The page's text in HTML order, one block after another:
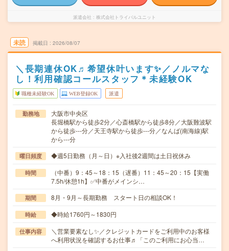
派遣会社 株式会社トライバルユニット
未読 掲載日 2026/08/07
＼長期連休OK♬希望休叶います✨／ノルマな
し！利用確認コールスタッフ＊未経験OK
職種未経験OK WEB登録OK 派遣
勤務地
大阪市中央区
長堀橋駅から徒歩2分／心斎橋駅から徒歩8分／大阪難波駅
から徒歩---分／天王寺駅から徒歩---分／なんば(南海線)駅
から---分
曜日頻度 ◆週5日勤務（月～日）※入社後2週間は土日祝休み
時間
（中番）9：45～18：15（遅番）11：45～20：15【実働
7.5h/休憩1h】✅中番がメインシ…
期間 8月・9月～長期勤務 スタート日の相談OK！
時給 ◆時給1760円～1830円
仕事内容
＼営業要素なし✨／クレジットカードをご利用中のお客様
へ利用状況を確認するお仕事♬「このご利用にお心当…